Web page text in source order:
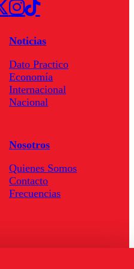
Noticias
Dato Practico
Economía
Internacional
Nacional
Nosotros
Quienes Somos
Contacto
Frecuencias